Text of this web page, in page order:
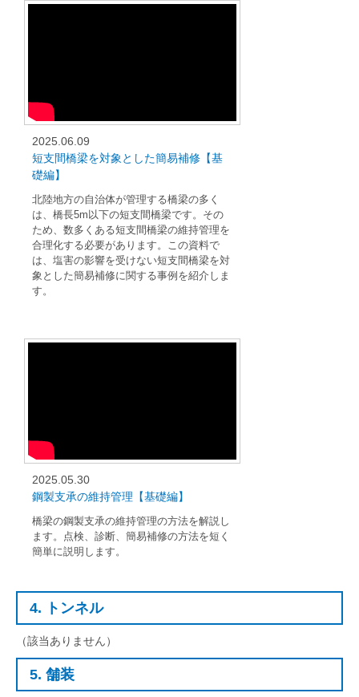
2025.06.09
短支間橋梁を対象とした簡易補修【基
礎編】
北陸地方の自治体が管理する橋梁の多く
は、橋長5m以下の短支間橋梁です。その
ため、数多くある短支間橋梁の維持管理を
合理化する必要があります。この資料で
は、塩害の影響を受けない短支間橋梁を対
象とした簡易補修に関する事例を紹介しま
す。
2025.05.30
鋼製支承の維持管理【基礎編】
橋梁の鋼製支承の維持管理の方法を解説し
ます。点検、診断、簡易補修の方法を短く
簡単に説明します。
4. トンネル
（該当ありません）
5. 舗装